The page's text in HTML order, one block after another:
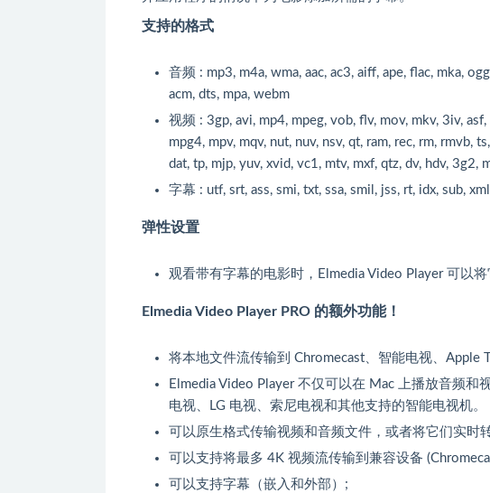
支持的格式
音频 : mp3, m4a, wma, aac, ac3, aiff, ape, flac, mka,
acm, dts, mpa, webm
视频 : 3gp, avi, mp4, mpeg, vob, flv, mov, mkv, 3iv,
mpg4, mpv, mqv, nut, nuv, nsv, qt, ram, rec, rm, rmvb,
dat, tp, mjp, yuv, xvid, vc1, mtv, mxf, qtz, dv, hdv, 3g2,
字幕 : utf, srt, ass, smi, txt, ssa, smil, jss, rt, idx, sub, xml
弹性设置
观看带有字幕的电影时，Elmedia Video Player 可以
Elmedia Video Player PRO 的额外功能！
将本地文件流传输到 Chromecast、智能电视、Apple
Elmedia Video Player 不仅可以在 Mac 上播放音频
电视、LG 电视、索尼电视和其他支持的智能电视机。
可以原生格式传输视频和音频文件，或者将它们实时
可以支持将最多 4K 视频流传输到兼容设备
可以支持字幕（嵌入和外部）;